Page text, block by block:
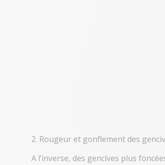
2. Rougeur et gonflement des
A l’inverse, des gencives plus